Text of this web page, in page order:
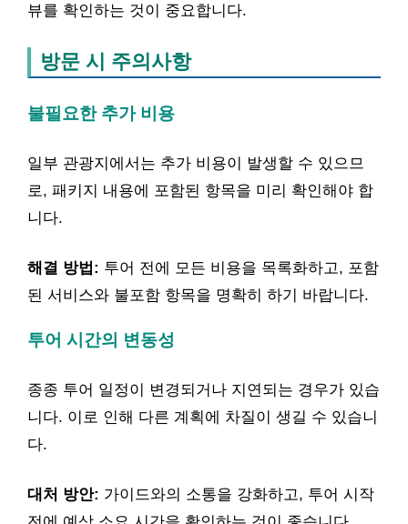
뷰를 확인하는 것이 중요합니다.
방문 시 주의사항
불필요한 추가 비용
일부 관광지에서는 추가 비용이 발생할 수 있으므
로, 패키지 내용에 포함된 항목을 미리 확인해야 합
니다.
해결 방법: 투어 전에 모든 비용을 목록화하고, 포함
된 서비스와 불포함 항목을 명확히 하기 바랍니다.
투어 시간의 변동성
종종 투어 일정이 변경되거나 지연되는 경우가 있습
니다. 이로 인해 다른 계획에 차질이 생길 수 있습니
다.
대처 방안: 가이드와의 소통을 강화하고, 투어 시작